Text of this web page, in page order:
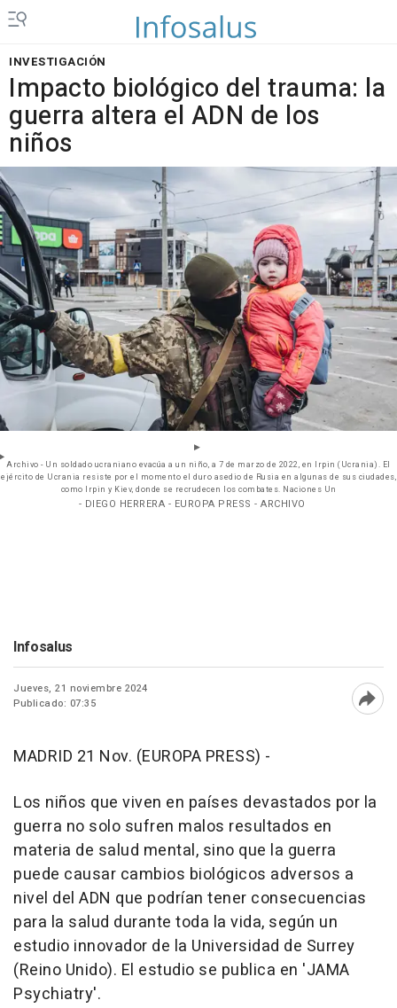
INVESTIGACIÓN
Impacto biológico del trauma: la
guerra altera el ADN de los
niños
Archivo - Un soldado ucraniano evacúa a un niño, a 7 de marzo de 2022, en Irpin (Ucrania). El
ejército de Ucrania resiste por el momento el duro asedio de Rusia en algunas de sus ciudades,
como Irpin y Kiev, donde se recrudecen los combates. Naciones Un
- DIEGO HERRERA - EUROPA PRESS - ARCHIVO
Infosalus
Jueves, 21 noviembre 2024
Publicado: 07:35
MADRID 21 Nov. (EUROPA PRESS) -
Los niños que viven en países devastados por la
guerra no solo sufren malos resultados en
materia de salud mental, sino que la guerra
puede causar cambios biológicos adversos a
nivel del ADN que podrían tener consecuencias
para la salud durante toda la vida, según un
estudio innovador de la Universidad de Surrey
(Reino Unido). El estudio se publica en 'JAMA
Psychiatry'.